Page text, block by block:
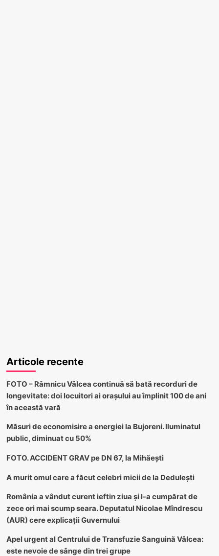
Articole recente
FOTO – Râmnicu Vâlcea continuă să bată recorduri de
longevitate: doi locuitori ai orașului au împlinit 100 de ani
în această vară
Măsuri de economisire a energiei la Bujoreni. Iluminatul
public, diminuat cu 50%
FOTO. ACCIDENT GRAV pe DN 67, la Mihăești
A murit omul care a făcut celebri micii de la Dedulești
România a vândut curent ieftin ziua și l-a cumpărat de
zece ori mai scump seara. Deputatul Nicolae Mîndrescu
(AUR) cere explicații Guvernului
Apel urgent al Centrului de Transfuzie Sanguină Vâlcea:
este nevoie de sânge din trei grupe